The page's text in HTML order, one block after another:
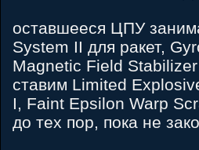
оставшееся ЦПУ
System II для ракет,
Magnetic Field
ставим Limited
I, Faint Epsilon Warp
до тех пор, пока не